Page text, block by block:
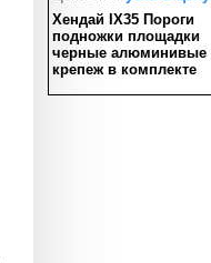
Хендай IX35 Пороги
подножки площадки
черные алюминивые
крепеж в комплекте